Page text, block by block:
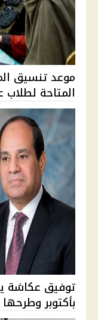
المتاحة
بأكتوبر